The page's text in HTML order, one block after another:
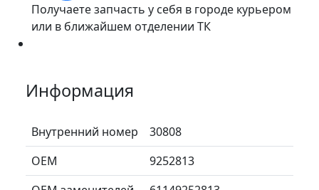
Получаете запчасть у себя в городе курьером
или в ближайшем отделении ТК
Информация
Внутренний номер
30808
ОЕМ
9252813